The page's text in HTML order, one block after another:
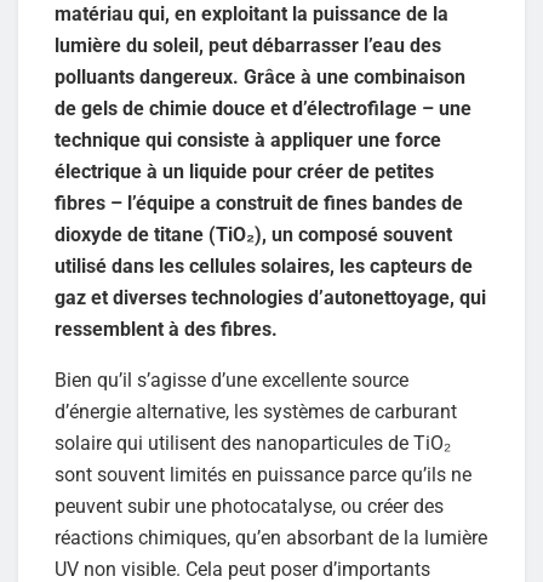
matériau qui, en exploitant la puissance de la
lumière du soleil, peut débarrasser l’eau des
polluants dangereux. Grâce à une combinaison
de gels de chimie douce et d’électrofilage – une
technique qui consiste à appliquer une force
électrique à un liquide pour créer de petites
fibres – l’équipe a construit de fines bandes de
dioxyde de titane (TiO₂), un composé souvent
utilisé dans les cellules solaires, les capteurs de
gaz et diverses technologies d’autonettoyage, qui
ressemblent à des fibres.
Bien qu’il s’agisse d’une excellente source
d’énergie alternative, les systèmes de carburant
solaire qui utilisent des nanoparticules de TiO₂
sont souvent limités en puissance parce qu’ils ne
peuvent subir une photocatalyse, ou créer des
réactions chimiques, qu’en absorbant de la lumière
UV non visible. Cela peut poser d’importants